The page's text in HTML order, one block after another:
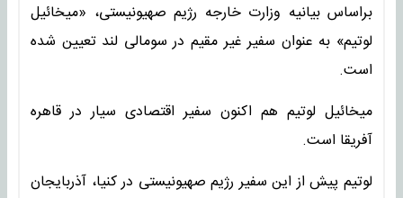
براساس بیانیه وزارت خارجه رژیم صهیونیستی، «میخائیل
لوتیم» به عنوان سفیر غیر مقیم در سومالی لند تعیین شده
است.
میخائیل لوتیم هم اکنون سفیر اقتصادی سیار در قاهره
آفریقا است.
لوتیم پیش از این سفیر رژیم صهیونیستی در کنیا، آذربایجان